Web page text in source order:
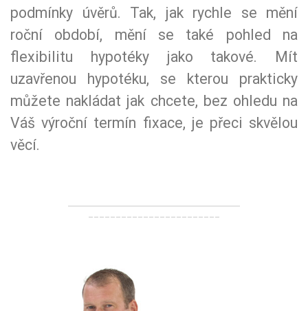
podmínky úvěrů. Tak, jak rychle se mění
roční období, mění se také pohled na
flexibilitu hypotéky jako takové. Mít
uzavřenou hypotéku, se kterou prakticky
můžete nakládat jak chcete, bez ohledu na
Váš výroční termín fixace, je přeci skvělou
věcí.